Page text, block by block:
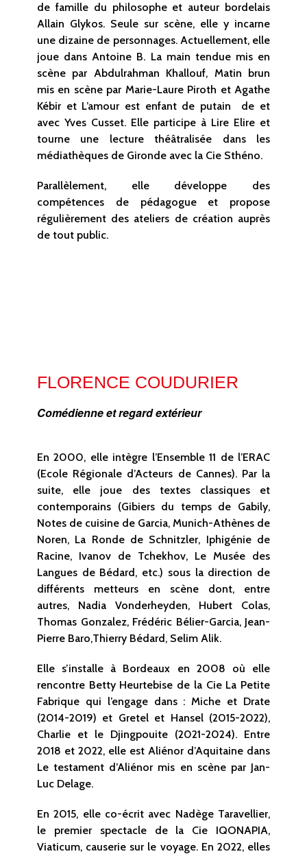
de famille du philosophe et auteur bordelais
Allain Glykos. Seule sur scène, elle y incarne
une dizaine de personnages. Actuellement, elle
joue dans Antoine B. La main tendue mis en
scène par Abdulrahman Khallouf, Matin brun
mis en scène par Marie-Laure Piroth et Agathe
Kébir et L’amour est enfant de putain de et
avec Yves Cusset. Elle participe à Lire Elire et
tourne une lecture théâtralisée dans les
médiathèques de Gironde avec la Cie Sthéno.
Parallèlement, elle développe des
compétences de pédagogue et propose
régulièrement des ateliers de création auprès
de tout public.
FLORENCE COUDURIER
Comédienne et regard extérieur
En 2000, elle intègre l’Ensemble 11 de l’ERAC
(Ecole Régionale d’Acteurs de Cannes). Par la
suite, elle joue des textes classiques et
contemporains (Gibiers du temps de Gabily,
Notes de cuisine de Garcia, Munich-Athènes de
Noren, La Ronde de Schnitzler, Iphigénie de
Racine, Ivanov de Tchekhov, Le Musée des
Langues de Bédard, etc.) sous la direction de
différents metteurs en scène dont, entre
autres, Nadia Vonderheyden, Hubert Colas,
Thomas Gonzalez, Frédéric Bélier-Garcia, Jean-
Pierre Baro,Thierry Bédard, Selim Alik.
Elle s’installe à Bordeaux en 2008 où elle
rencontre Betty Heurtebise de la Cie La Petite
Fabrique qui l’engage dans : Miche et Drate
(2014-2019) et Gretel et Hansel (2015-2022),
Charlie et le Djingpouite (2021-2024). Entre
2018 et 2022, elle est Aliénor d’Aquitaine dans
Le testament d’Aliénor mis en scène par Jan-
Luc Delage.
En 2015, elle co-écrit avec Nadège Taravellier,
le premier spectacle de la Cie IQONAPIA,
Viaticum, causerie sur le voyage. En 2022, elles